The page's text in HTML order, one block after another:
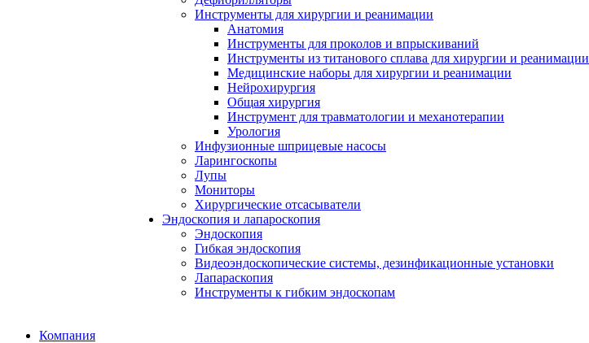
Инструменты для хирургии и реанимации
Анатомия
Инструменты для проколов и впрыскиваний
Инструменты из титанового сплава для хирургии и реанимации
Медицинские наборы для хирургии и реанимации
Нейрохирургия
Общая хирургия
Инструмент для травматологии и механотерапии
Урология
Инфузионные шприцевые насосы
Ларингоскопы
Лупы
Мониторы
Хирургические отсасыватели
Эндоскопия и лапароскопия
Эндоскопия
Гибкая эндоскопия
Видеоэндоскопические системы, дезинфикационные установки
Лапараскопия
Инструменты к гибким эндоскопам
Компания